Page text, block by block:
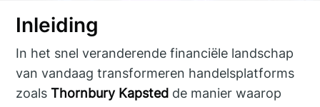
Inleiding
In het snel veranderende financiële landschap
van vandaag transformeren handelsplatforms
zoalsThornbury Kapsted de manier waarop